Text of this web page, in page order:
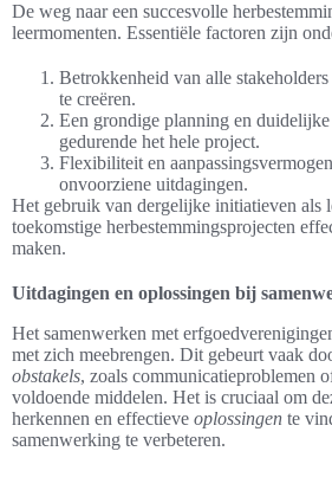
De weg naar een succesvolle
leermomenten. Essentiële factoren zijn
Betrokkenheid van alle
te creëren.
Een grondige planning en
gedurende het hele project.
Flexibiliteit en
onvoorziene uitdagingen.
Het gebruik van dergelijke initiatieven als
toekomstige herbestemmingsprojecten
maken.
Uitdagingen en oplossingen bij
Het samenwerken met
met zich meebrengen. Dit gebeurt vaak
obstakels, zoals communicatieproblemen
voldoende middelen. Het is cruciaal om
herkennen en effectieve oplossingen te
samenwerking te verbeteren.